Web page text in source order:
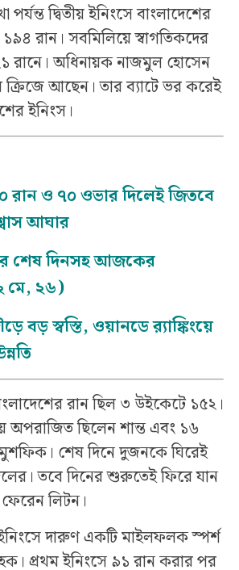
দ্বিতীয় ইনিংসে বাংলাদেশের
রান। সবমিলিয়ে স্বাগতিকদের
রানে। অধিনায়ক নাজমুল হোসেন
ক্রিজে আছেন। তার ব্যাটে ভর করেই
ইনিংস।
রান ও ৭০ ওভার দিলেই জিতবে
আঘার
শেষ দিনসহ আজকের
মে, ২৬)
বড় স্বস্তি, ওয়ানডে র‍্যাঙ্কিংয়ে
রান ছিল ৩ উইকেটে ১৫২।
অপরাজিত ছিলেন শান্ত এবং ১৬
শেষ দিনে দুজনকে ঘিরেই
তবে দিনের শুরুতেই ফিরে যান
লিটন।
দারুণ একটি মাইলফলক স্পর্শ
প্রথম ইনিংসে ৯১ রান করার পর